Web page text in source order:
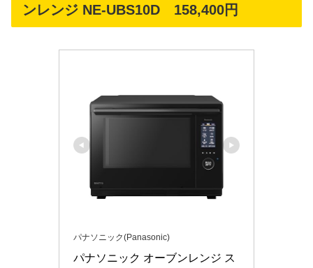
ンレンジ NE-UBS10D 158,400円
パナソニック(Panasonic)
パナソニック オーブンレンジ ス